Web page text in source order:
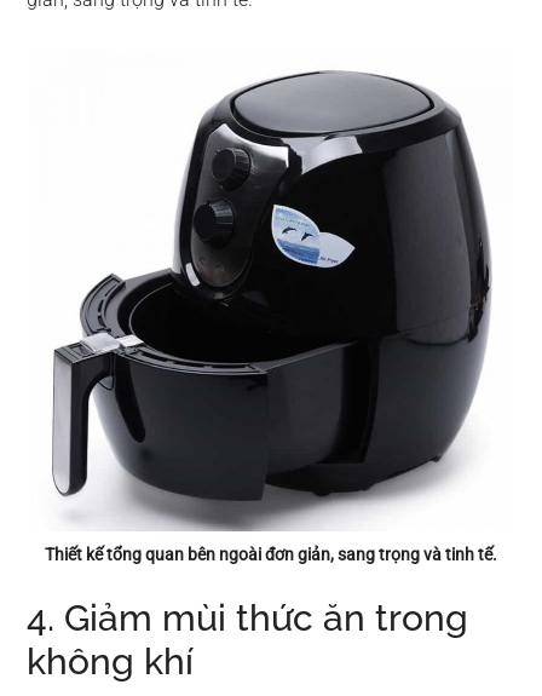
Thiết kế tổng quan bên ngoài đơn giản, sang trọng và tinh tế.
4. Giảm mùi thức ăn trong
không khí